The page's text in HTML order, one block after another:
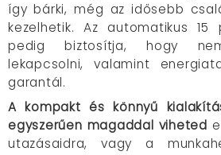
így bárki, még az idősebb
kezelhetik. Az automatikus 15
pedig biztosítja, hogy
lekapcsolni, valamint
garantál.
A kompakt és könnyű
egyszerűen magaddal viheted
utazásaidra, vagy a